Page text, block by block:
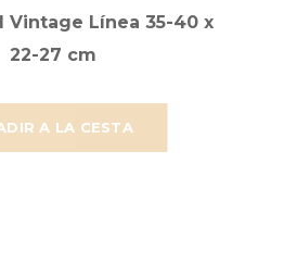
A LA CESTA
Vintage Línea 35-40 x
22-27 cm